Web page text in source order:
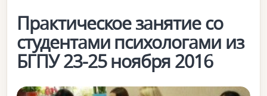
Практическое занятие со
студентами психологами из
БГПУ 23-25 ноября 2016